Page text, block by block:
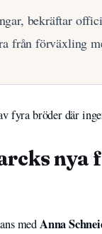
bekräftar
förväxling
fyra bröder där
nya
medAnna